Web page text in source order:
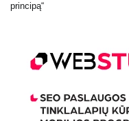
principą“